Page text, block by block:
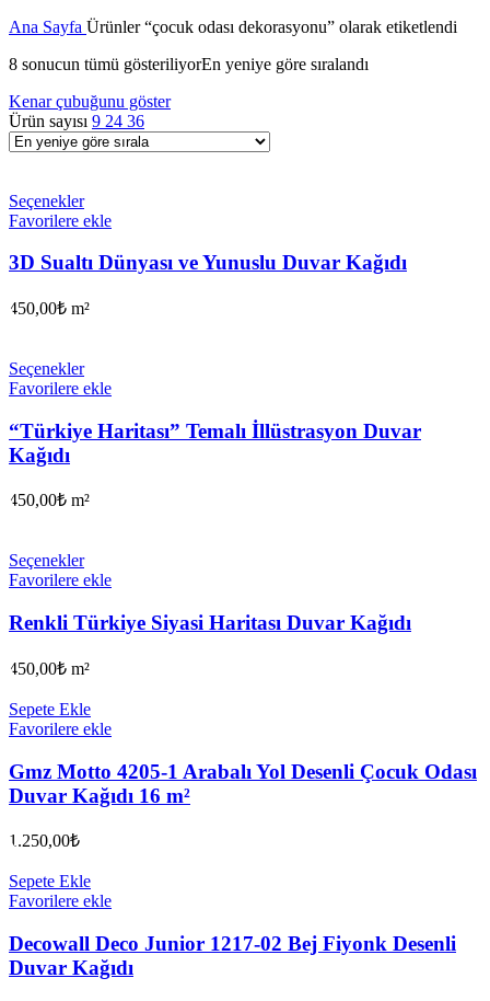
Ana Sayfa Ürünler “çocuk odası dekorasyonu” olarak etiketlendi
8 sonucun tümü gösteriliyorEn yeniye göre sıralandı
Kenar çubuğunu göster
Ürün sayısı 9 24 36
Seçenekler
Favorilere ekle
3D Sualtı Dünyası ve Yunuslu Duvar Kağıdı
450,00₺ m²
Seçenekler
Favorilere ekle
“Türkiye Haritası” Temalı İllüstrasyon Duvar
Kağıdı
450,00₺ m²
Seçenekler
Favorilere ekle
Renkli Türkiye Siyasi Haritası Duvar Kağıdı
450,00₺ m²
Sepete Ekle
Favorilere ekle
Gmz Motto 4205-1 Arabalı Yol Desenli Çocuk Odası
Duvar Kağıdı 16 m²
1.250,00₺
Sepete Ekle
Favorilere ekle
Decowall Deco Junior 1217-02 Bej Fiyonk Desenli
Duvar Kağıdı